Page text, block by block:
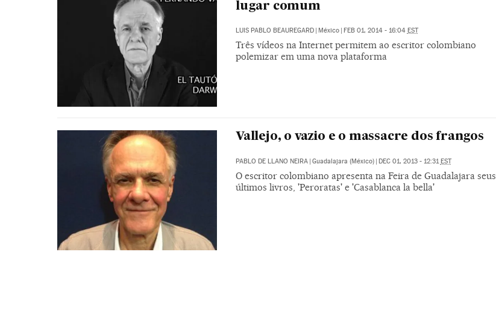
lugar comum
LUIS PABLO BEAUREGARD México FEB 01, 2014 - 16:04 EST
Três vídeos na Internet permitem ao escritor colombiano
polemizar em uma nova plataforma
Vallejo, o vazio e o massacre dos frangos
PABLO DE LLANO NEIRA | Guadalajara (México) | DEC 01, 2013 - 12:31EST
O escritor colombiano apresenta na Feira de Guadalajara seus
últimos livros, 'Peroratas' e 'Casablanca la bella'